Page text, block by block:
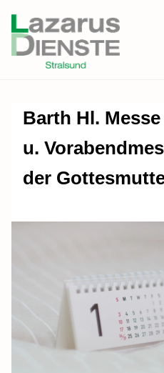
Barth Hl.
u.
der